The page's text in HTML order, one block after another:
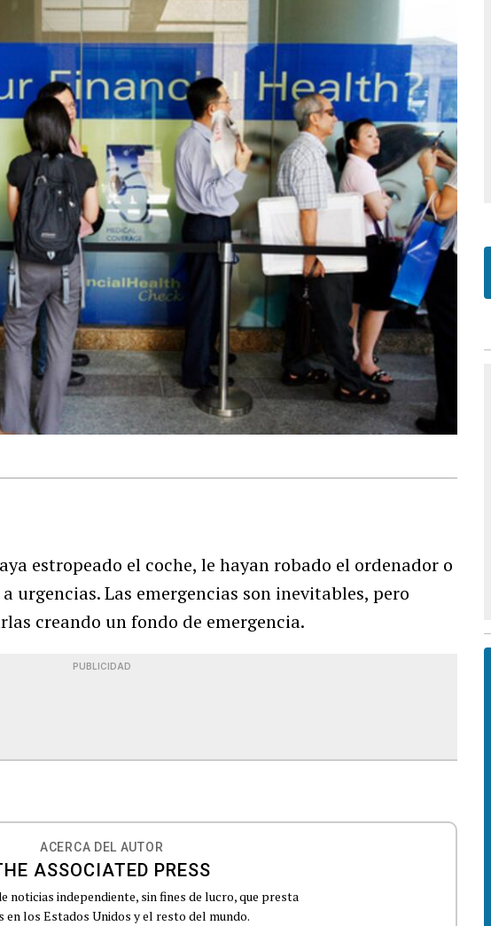
estropeado el coche, le hayan robado el ordenador o
urgencias. Las emergencias son inevitables, pero
creando un fondo de emergencia.
PUBLICIDAD
ACERCA DEL AUTOR
ASSOCIATED PRESS
noticias independiente, sin fines de lucro, que presta
los Estados Unidos y el resto del mundo.